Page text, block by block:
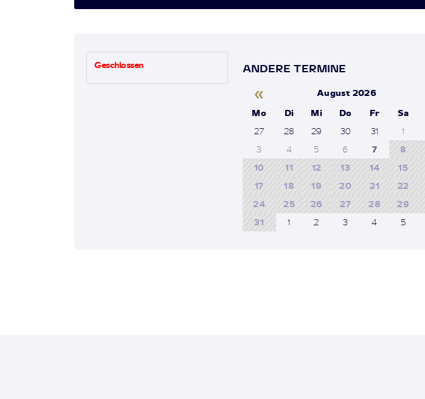
Geschlossen ANDERE TERMINE
« August 2026
Mo Di Mi Do Fr Sa
27
28 29 30 31 1
3
4 5 6 7 8
10
11 12 13 14 15
17
18 19 20 21 22
24
25 26 27 28 29
31
1 2 3 4 5